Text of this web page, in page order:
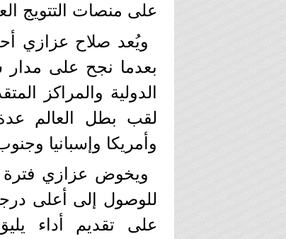
على منصات التتويج
ويُعد صلاح عزازي
بعدما نجح على
الدولية والمراكز
لقب بطل العالم
وأمريكا وإسبانيا
ويخوض عزازي فترة
للوصول إلى أعلى
على تقديم أداء